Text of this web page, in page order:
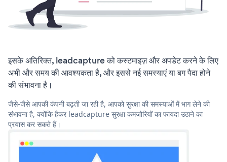
इसके अतिरिक्त, leadcapture को कस्टमाइज़ और अपडेट करने के लिए
अभी और समय की आवश्यकता है, और इससे नई समस्याएं या बग पैदा होने
की संभावना है।
जैसे-जैसे आपकी कंपनी बढ़ती जा रही है, आपको सुरक्षा की समस्याओं में भाग लेने की
संभावना है, क्योंकि हैकर leadcapture सुरक्षा कमजोरियों का फायदा उठाने का
प्रयास कर सकते हैं।